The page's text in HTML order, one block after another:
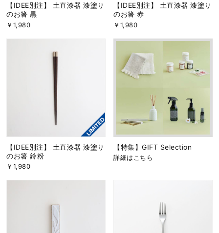
【IDEE別注】 土直漆器 漆塗り
のお箸 黒
￥1,980
【IDEE別注】 土直漆器 漆塗り
のお箸 赤
￥1,980
【IDEE別注】 土直漆器 漆塗り
のお箸 鈴粉
￥1,980
【特集】GIFT Selection
詳細はこちら